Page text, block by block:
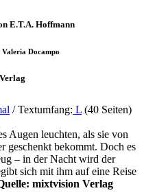
E.T.A. Hoffmann
Docampo
/ Textumfang: L (40 Seiten)
Augen leuchten, als sie von
geschenkt bekommt. Doch es
– in der Nacht wird der
sich mit ihm auf eine Reise
mixtvision Verlag